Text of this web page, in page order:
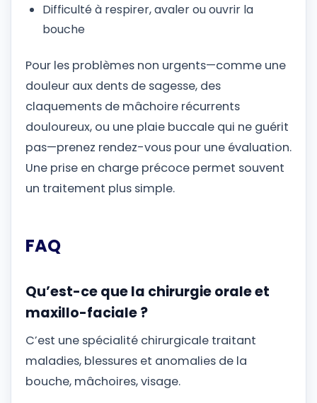
Difficulté à respirer, avaler ou ouvrir la
bouche
Pour les problèmes non urgents—comme une
douleur aux dents de sagesse, des
claquements de mâchoire récurrents
douloureux, ou une plaie buccale qui ne guérit
pas—prenez rendez-vous pour une évaluation.
Une prise en charge précoce permet souvent
un traitement plus simple.
FAQ
Qu’est-ce que la chirurgie orale et
maxillo-faciale ?
C’est une spécialité chirurgicale traitant
maladies, blessures et anomalies de la
bouche, mâchoires, visage.